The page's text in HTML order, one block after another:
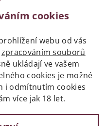
nápojů osobám
cookies
webu od vás
zpracováním souborů
ukládají ve vašem
cookies je možné
i odmítnutím cookies
více jak 18 let.